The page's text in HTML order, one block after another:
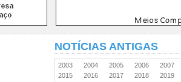
NOTÍCIAS ANTIGAS
2003 2004 2005 2006
2007
2015
2016 2017 2018
2019